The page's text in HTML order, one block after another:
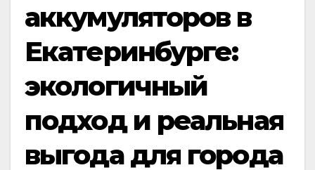
аккумуляторов в
Екатеринбурге:
экологичный
подход и реальная
выгода для города